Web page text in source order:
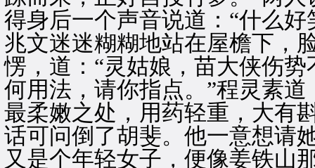
得身后一个声音说道：“什么
兆文迷迷糊糊地站在屋檐下，
愣，道：“灵姑娘，苗大侠伤
何用法，请你指点。”程灵素
最柔嫩之处，用药轻重，大有
话可问倒了胡斐。他一意想请
又是个年轻女子，便像姜铁山